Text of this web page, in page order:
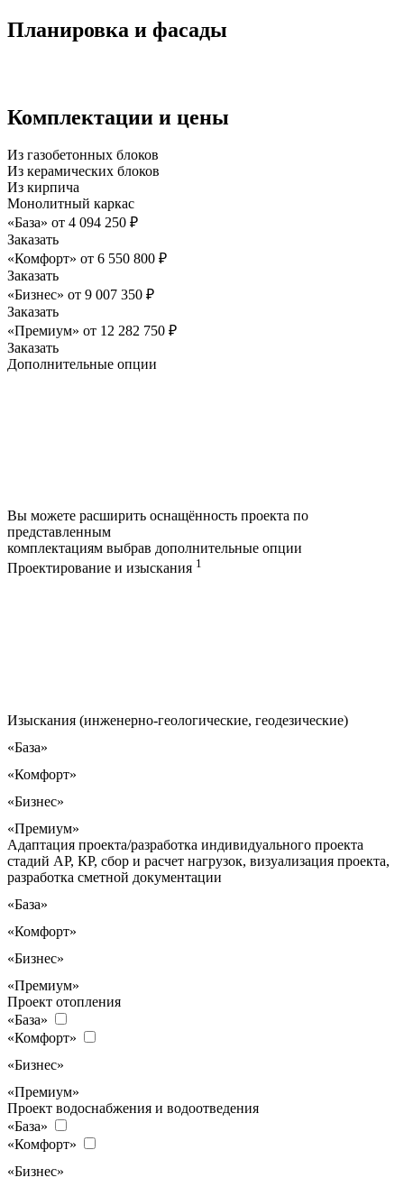
Планировка и фасады
Комплектации и цены
Из газобетонных блоков
Из керамических блоков
Из кирпича
Монолитный каркас
«База» от 4 094 250 ₽
Заказать
«Комфорт» от 6 550 800 ₽
Заказать
«Бизнес» от 9 007 350 ₽
Заказать
«Премиум» от 12 282 750 ₽
Заказать
Дополнительные опции
Вы можете расширить оснащённость проекта по
представленным
комплектациям выбрав дополнительные опции
Проектирование и изыскания 1
Изыскания (инженерно-геологические, геодезические)
«База»
«Комфорт»
«Бизнес»
«Премиум»
Адаптация проекта/разработка индивидуального проекта
стадий АР, КР, сбор и расчет нагрузок, визуализация проекта,
разработка сметной документации
«База»
«Комфорт»
«Бизнес»
«Премиум»
Проект отопления
«База»
«Комфорт»
«Бизнес»
«Премиум»
Проект водоснабжения и водоотведения
«База»
«Комфорт»
«Бизнес»